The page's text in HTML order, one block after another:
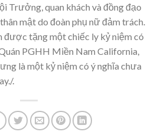
Trưởng, quan khách và đồng đạo
mật do đoàn phụ nữ đảm trách.
được tặng một chiếc ly kỷ niệm có
PGHH Miền Nam California,
là một kỷ niệm có ý nghĩa chưa
.